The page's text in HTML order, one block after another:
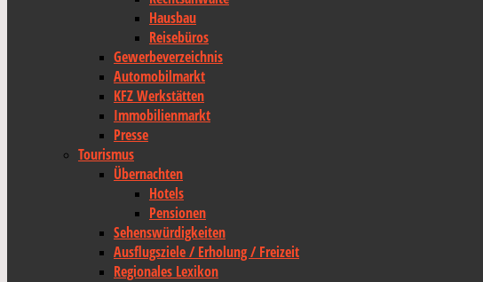
Hausbau
Reisebüros
Gewerbeverzeichnis
Automobilmarkt
KFZ Werkstätten
Immobilienmarkt
Presse
Tourismus
Übernachten
Hotels
Pensionen
Sehenswürdigkeiten
Ausflugsziele / Erholung / Freizeit
Regionales Lexikon